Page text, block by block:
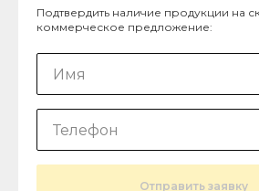
Подтвердить наличие продукции на
коммерческое предложение:
Отправить заявку